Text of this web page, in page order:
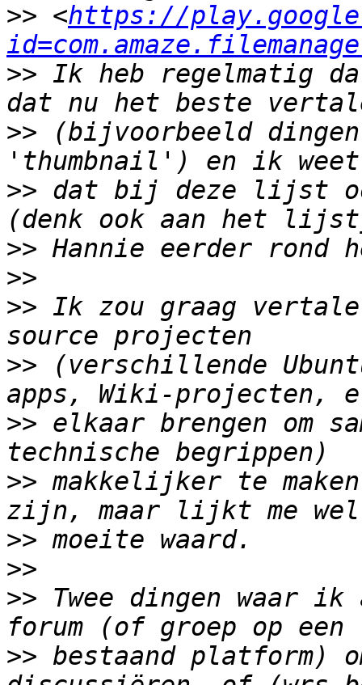
>> <https://
>> Ik heb regelmatig
>> (bijvoorbeeld
>> dat bij deze lijst
>>
>>
>> Ik zou graag
>> (verschillende
>> elkaar brengen om
>> makkelijker te
>>
>>
>> Twee dingen waar
>> bestaand platform)